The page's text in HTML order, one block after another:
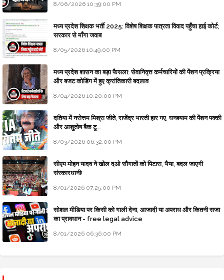
8/06/2026 10:39:00 PM
मध्य प्रदेश शिक्षक भर्ती 2025: विशेष शिक्षक पात्रता विवाद पहुँचा हाई कोर्ट;
सरकार से माँगा जवाब
8/05/2026 10:49:00 PM
मध्य प्रदेश शासन का बड़ा फैसला: सेवानिवृत्त कर्मचारियों की पेंशन प्रक्रिया
और बजट कोडिंग में हुए क्रांतिकारी बदलाव
8/04/2026 10:20:00 PM
दतिया में नरोत्तम मिश्रा जीते, राजेंद्र भारती हार गए, घनश्याम की पेंशन पक्की
और आशुतोष बैक टू...
8/03/2026 06:32:00 PM
सीएम मोहन यादव ने खोल दओ सौगातों को पिटारा, भैया, बदल जाएगी
संस्कारधानी!
8/01/2026 07:25:00 PM
सोशल मीडिया पर किसी को गाली देना, आजादी या अपराध और कितनी सजा
का प्रावधान - free legal advice
8/01/2026 06:36:00 PM